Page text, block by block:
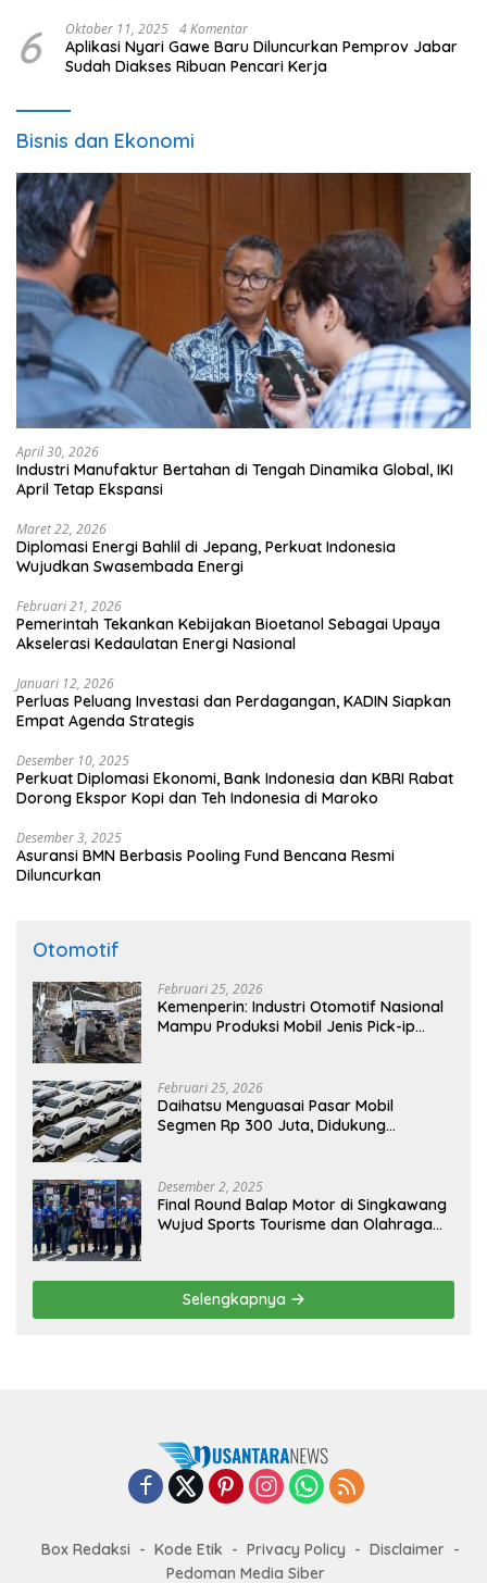
6 Oktober 11, 2025 4 Komentar
Aplikasi Nyari Gawe Baru Diluncurkan Pemprov Jabar
Sudah Diakses Ribuan Pencari Kerja
Bisnis dan Ekonomi
April 30, 2026
Industri Manufaktur Bertahan di Tengah Dinamika Global, IKI
April Tetap Ekspansi
Maret 22, 2026
Diplomasi Energi Bahlil di Jepang, Perkuat Indonesia
Wujudkan Swasembada Energi
Februari 21, 2026
Pemerintah Tekankan Kebijakan Bioetanol Sebagai Upaya
Akselerasi Kedaulatan Energi Nasional
Januari 12, 2026
Perluas Peluang Investasi dan Perdagangan, KADIN Siapkan
Empat Agenda Strategis
Desember 10, 2025
Perkuat Diplomasi Ekonomi, Bank Indonesia dan KBRI Rabat
Dorong Ekspor Kopi dan Teh Indonesia di Maroko
Desember 3, 2025
Asuransi BMN Berbasis Pooling Fund Bencana Resmi
Diluncurkan
Otomotif
Februari 25, 2026
Kemenperin: Industri Otomotif Nasional
Mampu Produksi Mobil Jenis Pick-ip
Februari 25, 2026
Daihatsu Menguasai Pasar Mobil
Segmen Rp 300 Juta, Didukung
Desember 2, 2025
Final Round Balap Motor di Singkawang
Wujud Sports Tourisme dan Olahraga
Selengkapnya
Box Redaksi Kode Etik Privacy Policy
Disclaimer
Pedoman Media Siber